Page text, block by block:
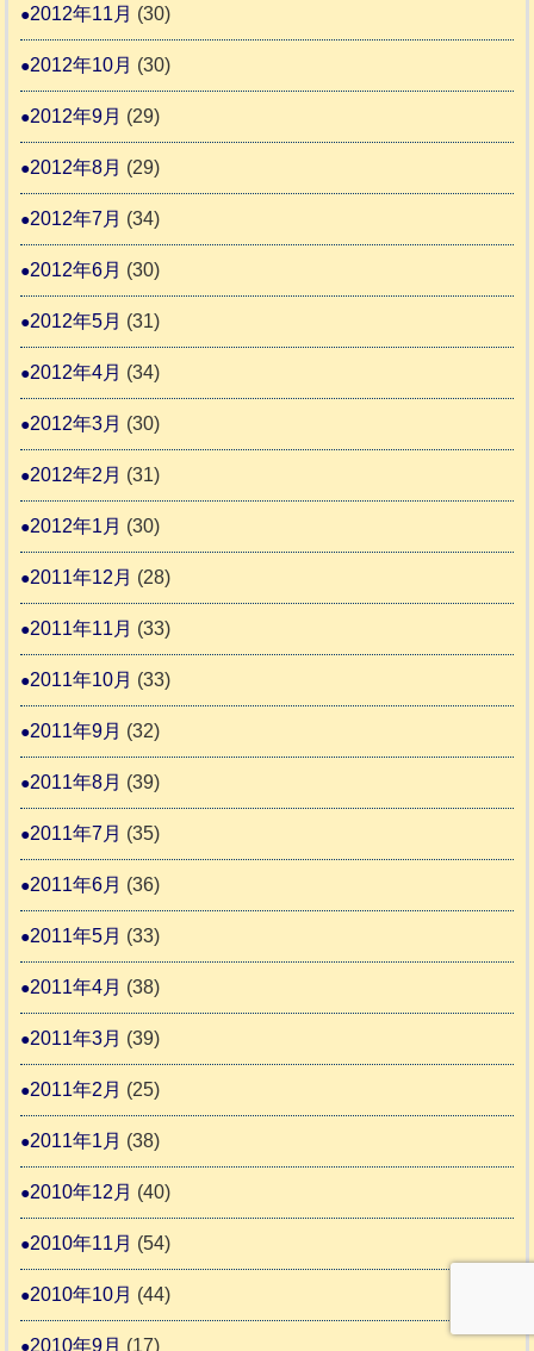
2012年11月 (30)
2012年10月 (30)
2012年9月 (29)
2012年8月 (29)
2012年7月 (34)
2012年6月 (30)
2012年5月 (31)
2012年4月 (34)
2012年3月 (30)
2012年2月 (31)
2012年1月 (30)
2011年12月 (28)
2011年11月 (33)
2011年10月 (33)
2011年9月 (32)
2011年8月 (39)
2011年7月 (35)
2011年6月 (36)
2011年5月 (33)
2011年4月 (38)
2011年3月 (39)
2011年2月 (25)
2011年1月 (38)
2010年12月 (40)
2010年11月 (54)
2010年10月 (44)
2010年9月 (17)